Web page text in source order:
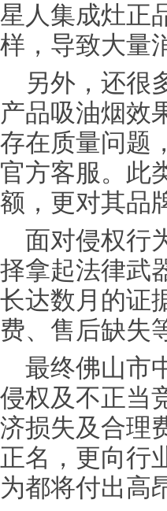
星人集成灶正
样，导致大量
另外，还很
产品吸油烟效
存在质量问题
官方客服。此
额，更对其品
面对侵权行
择拿起法律武
长达数月的证
费、售后缺失
最终佛山市
侵权及不正当
济损失及合理
正名，更向行
为都将付出高